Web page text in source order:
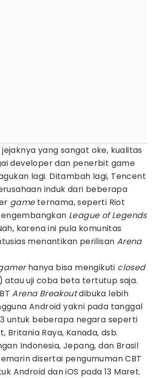
yang sangat oke, kualitas
developer dan penerbit game
lagi. Ditambah lagi, Tencent
induk dari beberapa
gameternama, seperti Riot
League of Legends
karena ini pula komunitas
menantikan perilisan Arena
hanya bisa mengikuti closed
atau uji coba beta tertutup saja.
Arena Breakoutdibuka lebih
Android yakni pada tanggal
untuk beberapa negara seperti
Britania Raya, Kanada, dsb.
Indonesia, Jepang, dan Brasil
disertai pengumuman CBT
Android dan iOS pada 13 Maret.